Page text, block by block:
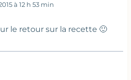
à 12 h 53 min
le retour sur la recette 🙂